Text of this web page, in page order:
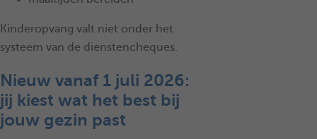
Kinderopvang valt niet onder het
systeem van de dienstencheques.
Nieuw vanaf 1 juli 2026:
jij kiest wat het best bij
jouw gezin past